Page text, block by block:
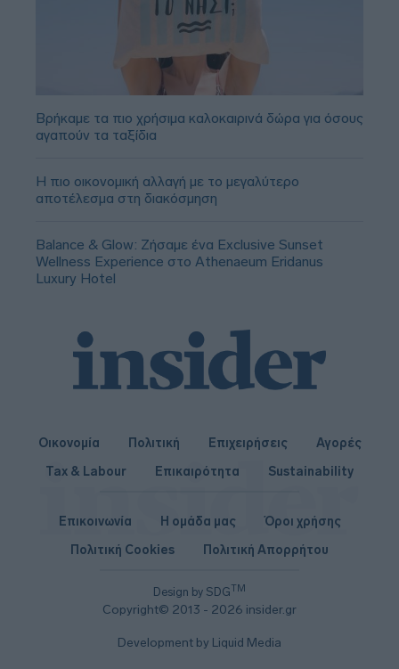
Βρήκαμε τα πιο χρήσιμα καλοκαιρινά δώρα για όσους
αγαπούν τα ταξίδια
Η πιο οικονομική αλλαγή με το μεγαλύτερο
αποτέλεσμα στη διακόσμηση
Balance & Glow: Ζήσαμε ένα Exclusive Sunset
Wellness Experience στο Athenaeum Eridanus
Luxury Hotel
Οικονομία Πολιτική Επιχειρήσεις
Αγορές
Tax & Labour
Επικαιρότητα Sustainability
Design by SDGTM
Copyright© 2013 - 2026 insider.gr
Επικοινωνία Η ομάδα μας
Όροι χρήσης
Πολιτική Cookies
Πολιτική Απορρήτου
Development by Liquid Media